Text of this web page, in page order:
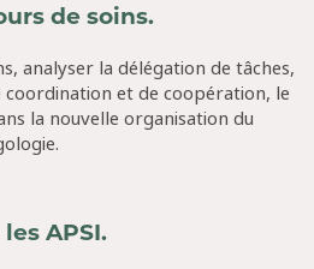
de soins.
analyser la délégation de tâches,
et de coopération, le
la nouvelle organisation du
APSI.